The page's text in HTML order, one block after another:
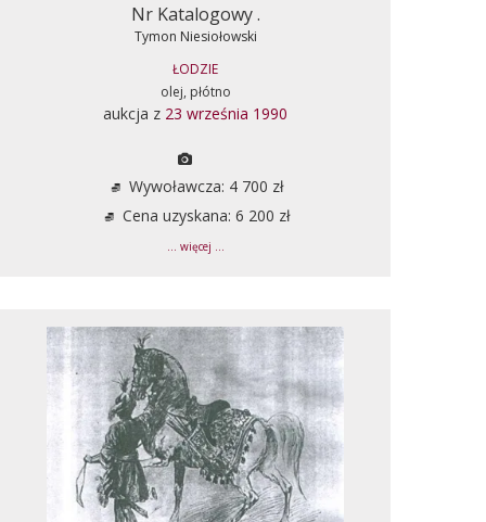
Nr Katalogowy .
Tymon Niesiołowski
ŁODZIE
olej, płótno
aukcja z 23 września 1990
Wywoławcza: 4 700 zł
Cena uzyskana: 6 200 zł
... więcej ...